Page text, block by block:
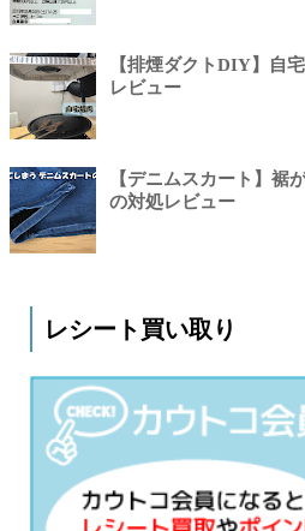
【排煙ダクトDIY】自
レビュー
【デニムスカート】裾
の対処レビュー
レシート買い取り